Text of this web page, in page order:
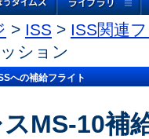
> ISS > ISS関連
ション
への補給フライト
MS-10補